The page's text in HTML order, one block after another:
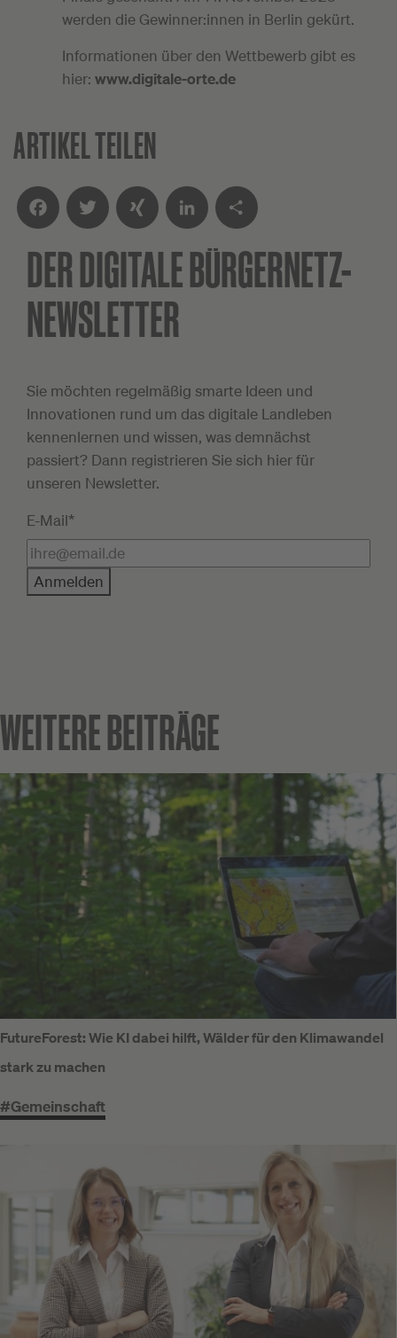
werden die Gewinner:innen in Berlin gekürt.
Informationen über den Wettbewerb gibt es
hier: www.digitale-orte.de
ARTIKEL TEILEN
FacebookTwitter XING LinkedInTeilen
DER DIGITALEBÜRGERNETZ-
NEWSLETTER
Sie möchten regelmäßig smarte Ideen und
Innovationen rund um das digitale Landleben
kennenlernen und wissen, was demnächst
passiert? Dann registrieren Sie sich hier für
unseren Newsletter.
E-Mail*
Anmelden
WEITERE BEITRÄGE
FutureForest: Wie KI dabei hilft, Wälder für den Klimawandel
stark zu machen
#Gemeinschaft